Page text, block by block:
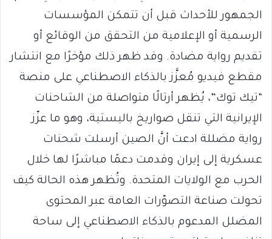
الجمهور للأحداث قبل أن تتمكن المؤسسات
الرسمية أو الإعلامية من التحقق من الوقائع أو
تقديم رواية مضادة. وقد ظهر ذلك مؤخرًا مع انتشار
مقطع فيديو مُعزَّز بالذكاء الاصطناعي على منصة
“تيك توك”، يُظهر أرتالًا متواصلة من الشاحنات
الإيرانية التي تنقل صواريخ باليستية، وهو ما عزّز
رواية مضللة ادعت أنَّ الصين أرسلت شحنات
عسكرية إلى إيران وقدمت دعمًا مباشرًا لها خلال
الحرب مع الولايات المتحدة. وتُظهر هذه الحالة كيف
تحولت صناعة التصوّرات العامة عبر المحتوى
المضلل المدعوم بالذكاء الاصطناعي إلى ساحة